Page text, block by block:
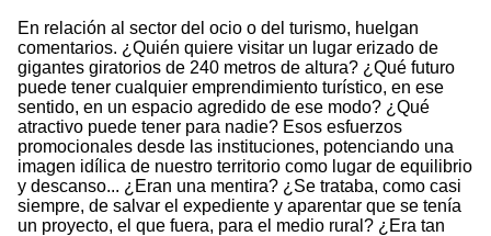
En relación al sector del ocio o del turismo, huelgan
comentarios. ¿Quién quiere visitar un lugar erizado de
gigantes giratorios de 240 metros de altura? ¿Qué futuro
puede tener cualquier emprendimiento turístico, en ese
sentido, en un espacio agredido de ese modo? ¿Qué
atractivo puede tener para nadie? Esos esfuerzos
promocionales desde las instituciones, potenciando una
imagen idílica de nuestro territorio como lugar de equilibrio
y descanso... ¿Eran una mentira? ¿Se trataba, como casi
siempre, de salvar el expediente y aparentar que se tenía
un proyecto, el que fuera, para el medio rural? ¿Era tan